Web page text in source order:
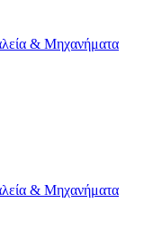
& Μηχανήματα
& Μηχανήματα